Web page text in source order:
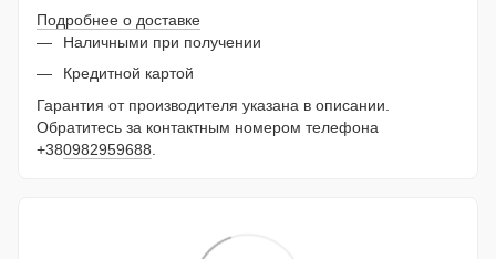
Подробнее о доставке
Наличными при получении
Кредитной картой
Гарантия от производителя указана в описании.
Обратитесь за контактным номером телефона
+380982959688